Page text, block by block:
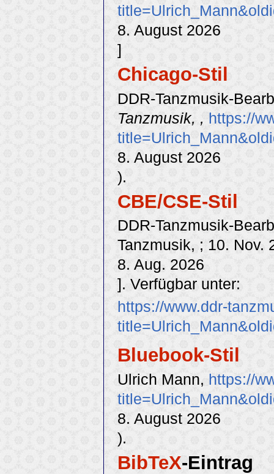
8. August 2026
]
Chicago-Stil
DDR-Tanzmusik-
Tanzmusik, , https://
8. August 2026
).
CBE/CSE-Stil
DDR-Tanzmusik-
Tanzmusik, ; 10. Nov.
8. Aug. 2026
]. Verfügbar unter:
https://www.ddr-
Bluebook-Stil
Ulrich Mann, https://
8. August 2026
).
BibTeX-Eintrag